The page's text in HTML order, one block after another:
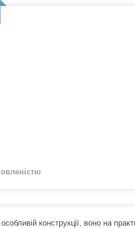
конструкції, воно на